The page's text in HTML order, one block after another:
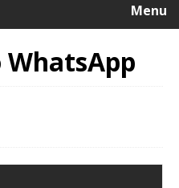
Menu